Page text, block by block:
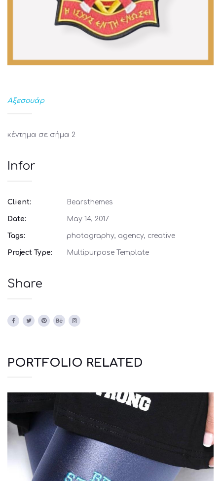
Αξεσουάρ
κέντημα σε σήμα 2
Infor
Client: Bearsthemes
Date: May 14, 2017
Tags: photography, agency, creative
Project Type: Multipurpose Template
Share
PORTFOLIO RELATED
Αξεσουάρ Μπλουζάκια